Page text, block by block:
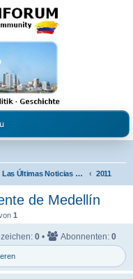
in Kolumbien und Venezuela.
Las Últimas Noticias en Español 2011
de Medellín
1
0 • Abonnenten: 0